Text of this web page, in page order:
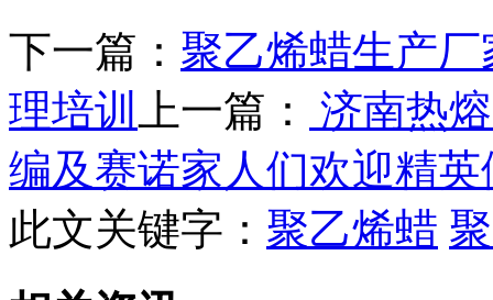
下一篇： 聚乙烯蜡生产
理培训
上一篇：
济南热
编及赛诺家人们欢迎精
此文关键字： 聚乙烯蜡